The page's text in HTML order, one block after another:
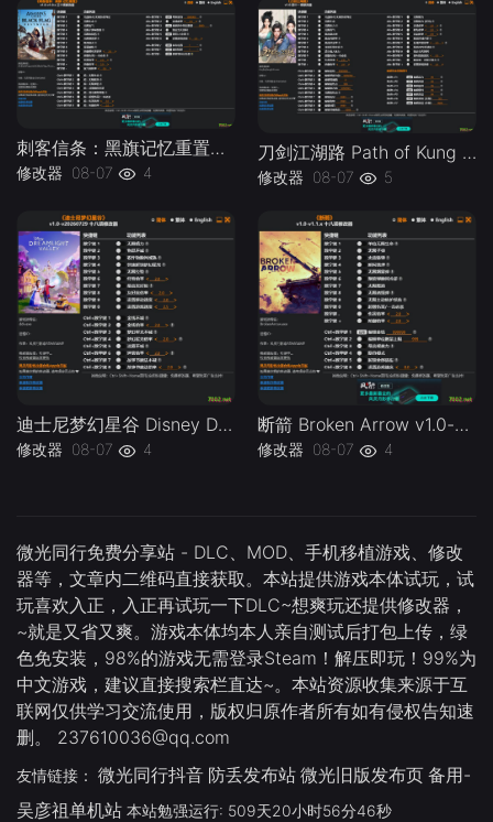
刺客信条：黑旗记忆重置Assassins Creed Black Flag Resynced v1.0-v1.0.x Plus 30 Trainer-单机修改器下载-仅支持迅雷（部分修改器仅支持本站游戏本体
修改器 08-07 4
刀剑江湖路 Path of Kung Fu v1.0 Plus 41 Trainer-单机修改器下载-仅支持迅雷（部分修改器仅支持本站游戏本体
修改器 08-07 5
迪士尼梦幻星谷 Disney Dreamlight Valley v1.0-v20260729 Plus 18 Trainer.-单机修改器下载-仅支持迅雷（部分修改器仅支持本站游戏本体
修改器 08-07 4
断箭 Broken Arrow v1.0-v1.1.x Plus 18 Trainer-单机修改器下载-仅支持迅雷（部分修改器仅支持本站游戏本体
修改器 08-07 4
微光同行免费分享站 - DLC、MOD、手机移植游戏、修改
器等，文章内二维码直接获取。本站提供游戏本体试玩，试
玩喜欢入正，入正再试玩一下DLC~想爽玩还提供修改器，
~就是又省又爽。游戏本体均本人亲自测试后打包上传，绿
色免安装，98%的游戏无需登录Steam！解压即玩！99%为
中文游戏，建议直接搜索栏直达~。本站资源收集来源于互
联网仅供学习交流使用，版权归原作者所有如有侵权告知速
删。 237610036@qq.com
友情链接： 微光同行抖音 防丢发布站 微光旧版发布页 备用-
吴彦祖单机站 本站勉强运行: 509天20小时56分47秒